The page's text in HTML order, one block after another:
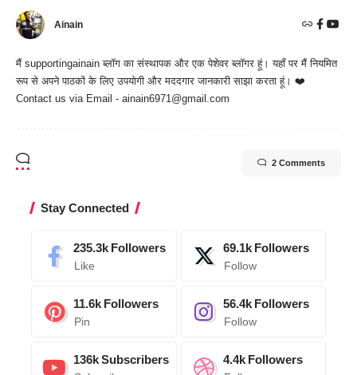
Ainain
मैं supportingainain ब्लॉग का संस्थापक और एक पेशेवर ब्लॉगर हूं। यहाँ पर मैं नियमित
रूप से अपने पाठकों के लिए उपयोगी और मददगार जानकारी साझा करता हूं। ❤️
Contact us via Email - ainain6971@gmail.com
2 Comments
Stay Connected
235.3k Followers
Like
69.1k Followers
Follow
11.6k Followers
Pin
56.4k Followers
Follow
136kSubscribers 4.4k Followers